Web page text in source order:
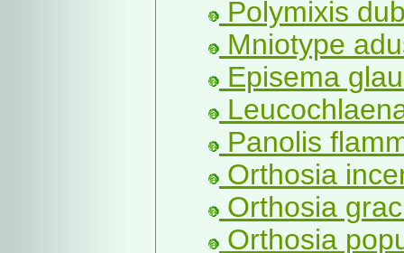
Polymixis
Mniotype
Episema
Panolis
Orthosia
Orthosia
Orthosia